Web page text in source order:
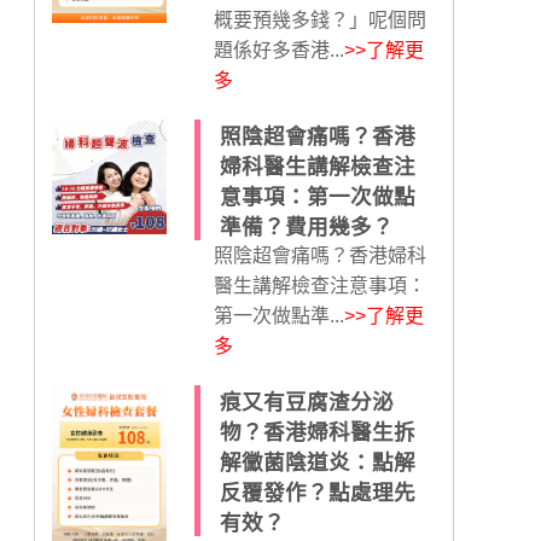
概要預幾多錢？」呢個問
題係好多香港...>>了解更
多
照陰超會痛嗎？香港
婦科醫生講解檢查注
意事項：第一次做點
準備？費用幾多？
照陰超會痛嗎？香港婦科
醫生講解檢查注意事項：
第一次做點準...>>了解更
多
痕又有豆腐渣分泌
物？香港婦科醫生拆
解黴菌陰道炎：點解
反覆發作？點處理先
有效？